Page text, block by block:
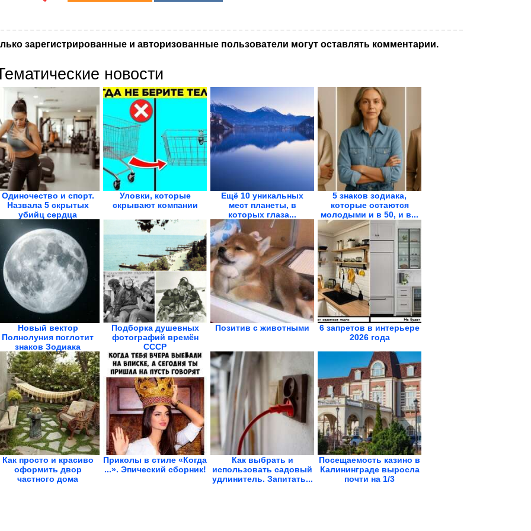
зарегистрированные и авторизованные пользователи могут оставлять комментарии.
новости
Одиночество и спорт.
Назвала 5 скрытых
убийц сердца
Уловки, которые
скрывают компании
Ещё 10 уникальных
мест планеты, в
которых глаза...
5 знаков зодиака,
которые остаются
молодыми и в 50, и в...
Новый вектор
Полнолуния поглотит
знаков Зодиака
Подборка душевных
фотографий времён
СССР
Позитив с животными
6 запретов в интерьере
2026 года
Как просто и красиво
оформить двор
частного дома
Приколы в стиле «Когда
...». Эпический сборник!
Как выбрать и
использовать садовый
удлинитель. Запитать...
Посещаемость казино в
Калининграде выросла
почти на 1/3